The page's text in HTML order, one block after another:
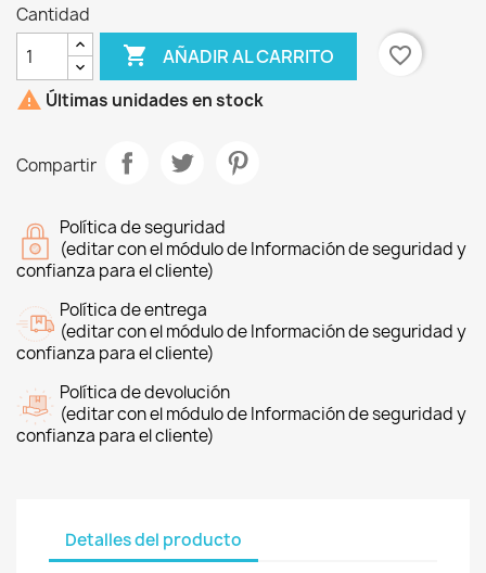
Cantidad
 AÑADIR AL CARRITO
favorite_border
 Últimas unidades en stock
Compartir
Política de seguridad
(editar con el módulo de Información de seguridad y
confianza para el cliente)
Política de entrega
(editar con el módulo de Información de seguridad y
confianza para el cliente)
Política de devolución
(editar con el módulo de Información de seguridad y
confianza para el cliente)
Detalles del producto